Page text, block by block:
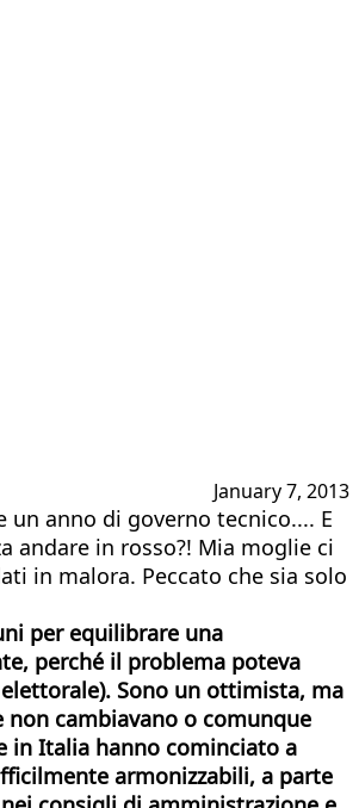
January 7, 2013
anno di governo tecnico.... E
andare in rosso?! Mia moglie ci
in malora. Peccato che sia solo
per equilibrare una
perché il problema poteva
Sono un ottimista, ma
cambiavano o comunque
in Italia hanno cominciato a
armonizzabili, a parte